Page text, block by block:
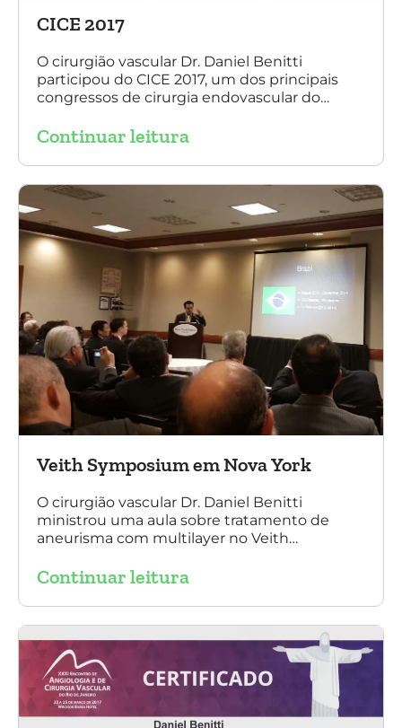
CICE 2017
O cirurgião vascular Dr. Daniel Benitti
participou do CICE 2017, um dos principais
congressos de cirurgia endovascular do
sobre a experiência brasileira no tratamento
multilayer. Mais de 200 pacientes operados
sem nenhum caso de paraplegia!
Continuar leitura
Veith Symposium em Nova York
O cirurgião vascular Dr. Daniel Benitti
ministrou uma aula sobre tratamento de
aneurisma com multilayer no Veith
Continuar leitura